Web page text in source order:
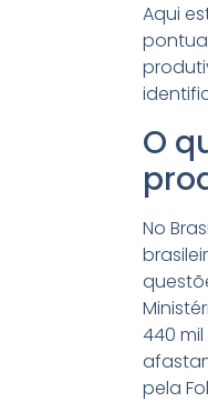
Aqui
O
No
440
pela